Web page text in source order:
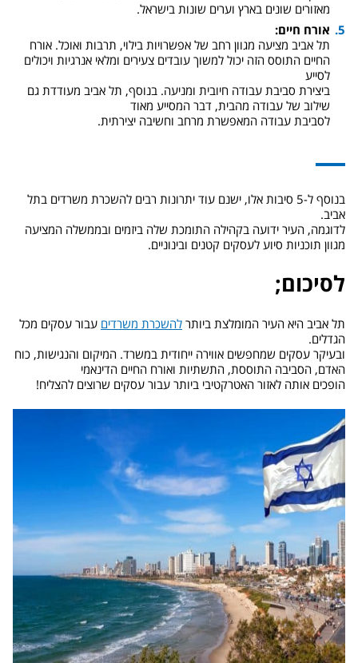
מאזורים שונים בארץ וערים שונות בישראל.
אורח חיים:
תל אביב מציעה מגוון רחב של אפשרויות בילוי, תרבות ואוכל. אורח
החיים התוסס הזה יכול למשוך עובדים צעירים ומלאי אנרגיות ויכולים
לסייע
ביצירת סביבת עבודה חיובית ומניעה. בנוסף, תל אביב מעודדת גם
שילוב של עבודה מהבית, דבר המסייע מאוד
לסביבת עבודה המאפשרת מרחב וחשיבה יצירתית.
בנוסף ל-5 סיבות אלו, ישנם עוד יתרונות רבים להשכרת משרדים בתל
אביב.
לדוגמה, העיר ידועה בקהילה התומכת שלה ביזמים ובממשלה המציעה
מגוון תוכניות סיוע לעסקים קטנים ובינוניים.
לסיכום;
תל אביב היא העיר המומלצת ביותר להשכרת משרדים עבור עסקים מכל
הגדלים.
ובעיקר עסקים שמחפשים אווירה ייחודית במשרד. המיקום והנגישות, כוח
האדם, הסביבה התוססת, התשתיות ואורח החיים הדינאמי
הופכים אותה לאזור האטרקטיבי ביותר עבור עסקים שרוצים להצליח!